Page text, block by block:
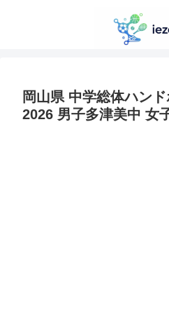
岡山県 中学総体ハン
2026 男子多津美中 女